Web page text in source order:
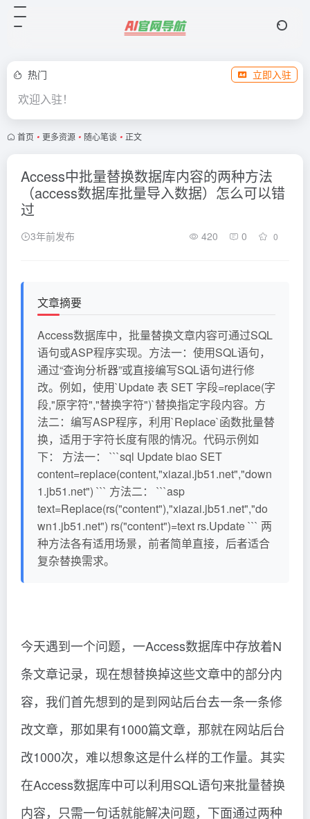
热门 立即入驻
欢迎入驻！
首页 • 更多资源 • 随心笔谈 • 正文
Access中批量替换数据库内容的两种方法
（access数据库批量导入数据）怎么可以错
过
3年前发布 420 0 0
文章摘要
Access数据库中，批量替换文章内容可通过SQL
语句或ASP程序实现。方法一：使用SQL语句，
通过“查询分析器”或直接编写SQL语句进行修
改。例如，使用`Update 表 SET 字段=replace(字
段,"原字符","替换字符")`替换指定字段内容。方
法二：编写ASP程序，利用`Replace`函数批量替
换，适用于字符长度有限的情况。代码示例如
下： 方法一： ```sql Update biao SET
content=replace(content,"xiazai.jb51.net","down
1.jb51.net") ``` 方法二： ```asp
text=Replace(rs("content"),"xiazai.jb51.net","do
wn1.jb51.net") rs("content")=text rs.Update ``` 两
种方法各有适用场景，前者简单直接，后者适合
复杂替换需求。
今天遇到一个问题，一Access数据库中存放着N
条文章记录，现在想替换掉这些文章中的部分内
容，我们首先想到的是到网站后台去一条一条修
改文章，那如果有1000篇文章，那就在网站后台
改1000次，难以想象这是什么样的工作量。其实
在Access数据库中可以利用SQL语句来批量替换
内容，只需一句话就能解决问题，下面通过两种